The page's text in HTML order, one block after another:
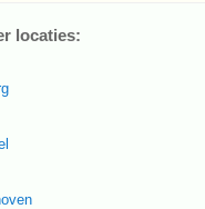
locaties: